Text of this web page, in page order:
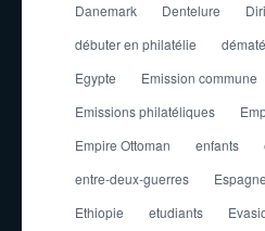
Danemark
Dentelure
débuter en philatélie
Egypte
Emission commune
Emissions philatéliques
Empire Ottoman
enfants
entre-deux-guerres
Espagne
Ethiopie
etudiants